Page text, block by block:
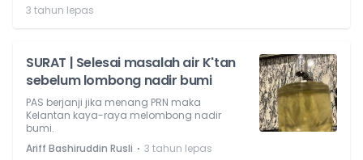
3 tahun lepas
SURAT | Selesai masalah air K'tan
sebelum lombong nadir bumi
PAS berjanji jika menang PRN maka
Kelantan kaya-raya melombong nadir
bumi.
Ariff Bashiruddin Rusli ⋅ 3 tahun lepas